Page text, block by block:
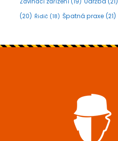
(20) Řidič (18) Špatná praxe (21)